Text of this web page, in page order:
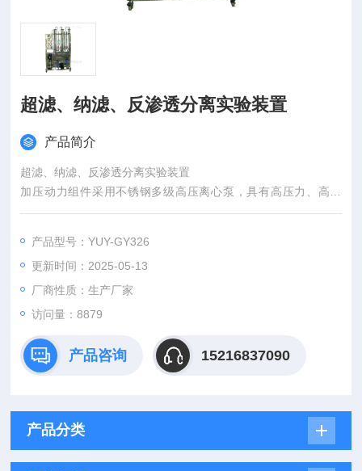
超滤、纳滤、反渗透分离实验装置
产品简介
超滤、纳滤、反渗透分离实验装置
加压动力组件采用不锈钢多级高压离心泵，具有高压力、高效
率、耐腐蚀、自吸能力强等优点，压力、流量可自由调节。
产品型号：YUY-GY326
更新时间：2025-05-13
厂商性质：生产厂家
访问量：8879
产品咨询 15216837090
产品分类